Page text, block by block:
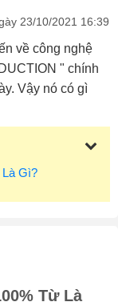
23/10/2021 16:39
về công nghệ
" chính
Vậy nó có gì
Là Gì?
Từ Là